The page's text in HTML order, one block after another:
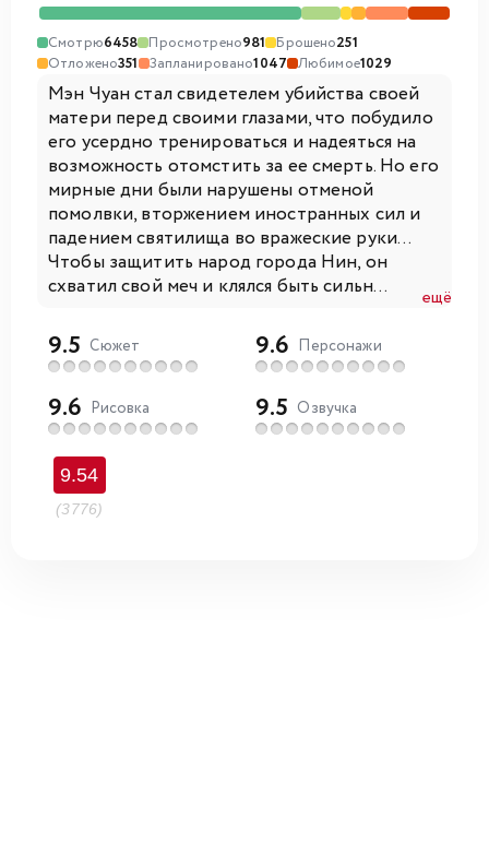
Смотрю6458 Просмотрено981 Брошено251
Отложено351 Запланировано1047 Любимое1029
Мэн Чуан стал свидетелем убийства своей
матери перед своими глазами, что побудило
его усердно тренироваться и надеяться на
возможность отомстить за ее смерть. Но его
мирные дни были нарушены отменой
помолвки, вторжением иностранных сил и
падением святилища во вражеские руки...
Чтобы защитить народ города Нин, он
схватил свой меч и клялся быть сильн...
ещё
9.5 Сюжет 9.6 Персонажи
9.6 Рисовка 9.5 Озвучка
9.54
(3776)